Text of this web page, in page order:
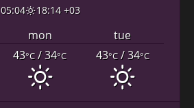
05:04 18:14 +03
mon
tue
43°C/ 34°C 43°C/ 34°C